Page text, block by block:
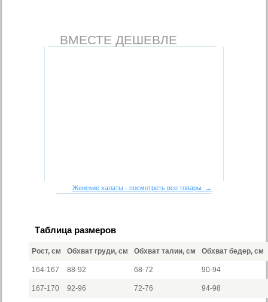
ВМЕСТЕ ДЕШЕВЛЕ
Женские халаты - посмотреть все товары →
Таблица размеров
Рост, см Обхват груди, см Обхват талии, см Обхват бедер, см
164-167 88-92 68-72 90-94
167-170 92-96 72-76 94-98